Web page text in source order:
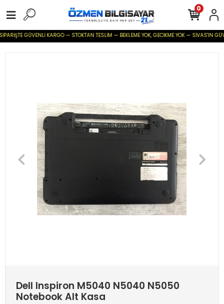
GÜVENLİ KARGO — STOKTAN TESLİM — BEKLEME YOK, GECİKME YOK — SİVAS'IN
0
Dell Inspiron M5040 N5040 N5050
Notebook Alt Kasa